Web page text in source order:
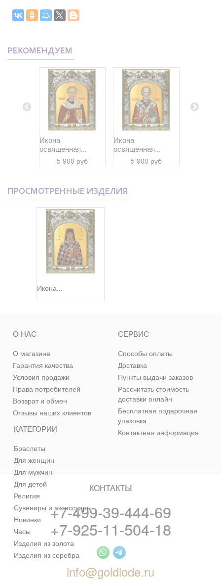
РЕКОМЕНДУЕМ
Икона
освященная...
5 900 руб
Икона
освященная...
5 900 руб
ПРОСМОТРЕННЫЕ ИЗДЕЛИЯ
Икона...
КАТЕГОРИИ
Браслеты
Для женщин
Для мужчин
Для детей
Религия
Сувениры и аксессуары
Новинки
Часы
Изделия из золота
Изделия из серебра
О НАС
О магазине
Гарантия качества
Условия продажи
Права потребителей
Возврат и обмен
Отзывы наших клиентов
СЕРВИС
Способы оплаты
Доставка
Пункты выдачи заказов
Рассчитать стоимость
доставки онлайн
Бесплатная подарочная
упаковка
Контактная информация
КОНТАКТЫ
+7-499-39-444-69
+7-925-11-504-18
info@goldlode.ru